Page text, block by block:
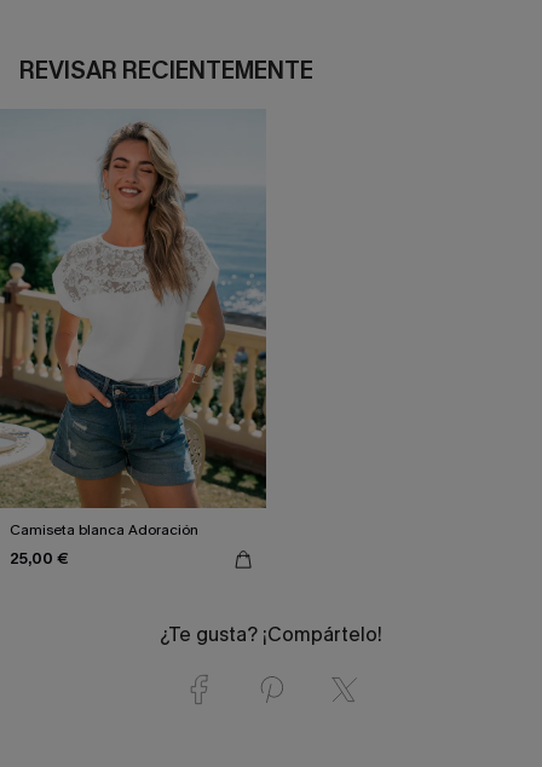
REVISAR RECIENTEMENTE
Camiseta blanca Adoración
25,00 €
¿Te gusta? ¡Compártelo!